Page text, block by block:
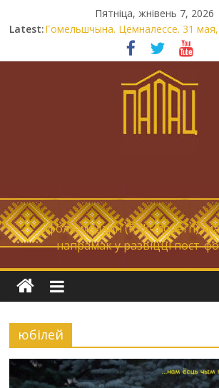
Пятніца, жнівень 7, 2026
Latest:Гомельшчына. Цёмналессе. 31 мая,
Нічога не дарэмна. Невыносна
беларуская палітычная нацыя.
Запрашаем у інтравертнасць
… фолк-мадэрн (folk-modern),
напрамак у развіцці пост-
юбілей